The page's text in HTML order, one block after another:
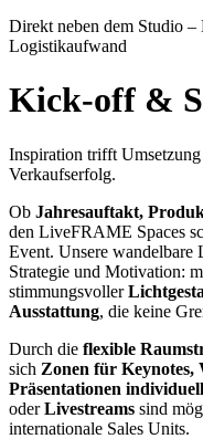
Direkt neben dem Studio
Logistikaufwand
Kick-off &
Inspiration trifft
Verkaufserfolg.
Ob Jahresauftakt,
den LiveFRAME Spaces
Event. Unsere wandelbare
Strategie und Motivation:
stimmungsvoller
Ausstattung, die keine
Durch die flexible
sich Zonen für Keynotes,
Präsentationen
oderLivestreams sind
internationale Sales Units.